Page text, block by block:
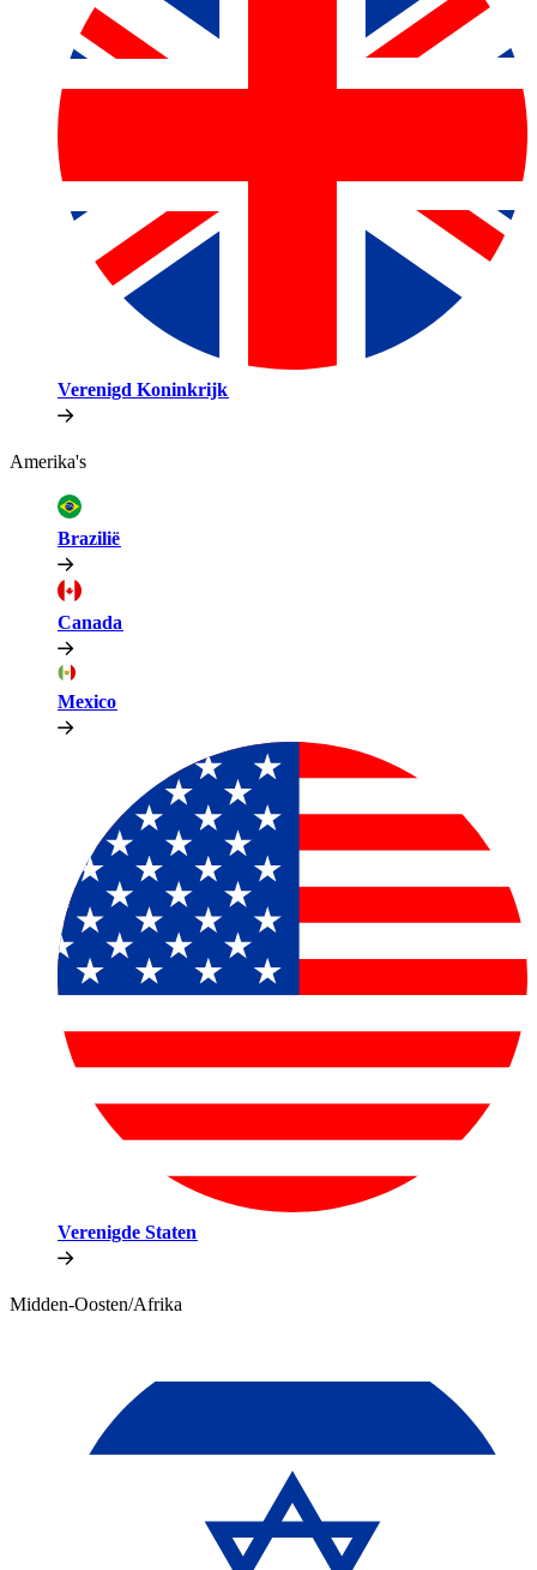
Verenigd Koninkrijk​​
Amerika's​​
Brazilië​​
Canada​​
Mexico​​
Verenigde Staten​​
Midden-Oosten/Afrika​​